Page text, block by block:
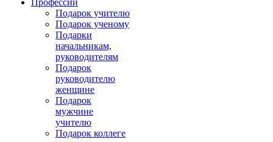
Профессии
Подарок учителю
Подарок ученому
Подарки
начальникам,
руководителям
Подарок
руководителю
женщине
Подарок
мужчине
учителю
Подарок коллеге